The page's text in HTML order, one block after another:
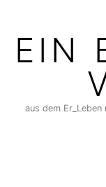
contentEIN
aus dem